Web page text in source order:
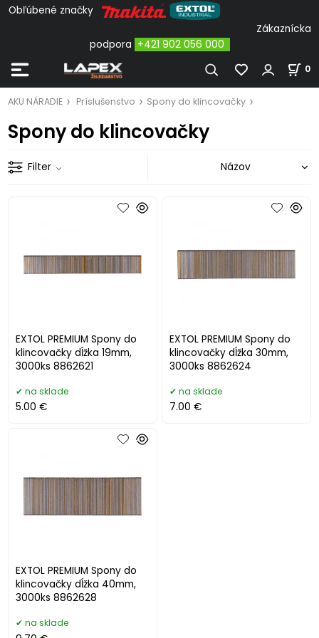
Obľúbené značky
Zákaznícka
podpora +421 902 056 000
0
AKU NÁRADIE Príslušenstvo Spony do klincovačky
Spony do klincovačky
Filter
EXTOL PREMIUM Spony do
klincovačky dĺžka 19mm,
3000ks 8862621
na sklade
5.00 €
EXTOL PREMIUM Spony do
klincovačky dĺžka 30mm,
3000ks 8862624
na sklade
7.00 €
EXTOL PREMIUM Spony do
klincovačky dĺžka 40mm,
3000ks 8862628
na sklade